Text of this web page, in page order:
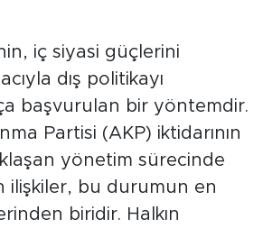
iç siyasi güçlerini
dış politikayı
başvurulan bir yöntemdir.
Partisi (AKP) iktidarının
yönetim sürecinde
ilişkiler, bu durumun en
biridir. Halkın